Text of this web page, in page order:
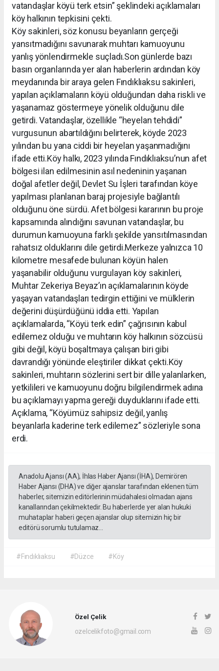
vatandaşlar köyü terk etsin” şeklindeki açıklamaları
köy halkının tepkisini çekti.
Köy sakinleri, söz konusu beyanların gerçeği
yansıtmadığını savunarak muhtarı kamuoyunu
yanlış yönlendirmekle suçladı.Son günlerde bazı
basın organlarında yer alan haberlerin ardından köy
meydanında bir araya gelen Fındıklıaksu sakinleri,
yapılan açıklamaların köyü olduğundan daha riskli ve
yaşanamaz göstermeye yönelik olduğunu dile
getirdi. Vatandaşlar, özellikle “heyelan tehdidi”
vurgusunun abartıldığını belirterek, köyde 2023
yılından bu yana ciddi bir heyelan yaşanmadığını
ifade etti.Köy halkı, 2023 yılında Fındıklıaksu’nun afet
bölgesi ilan edilmesinin asıl nedeninin yaşanan
doğal afetler değil, Devlet Su İşleri tarafından köye
yapılması planlanan baraj projesiyle bağlantılı
olduğunu öne sürdü. Afet bölgesi kararının bu proje
kapsamında alındığını savunan vatandaşlar, bu
durumun kamuoyuna farklı şekilde yansıtılmasından
rahatsız olduklarını dile getirdi.Merkeze yalnızca 10
kilometre mesafede bulunan köyün halen
yaşanabilir olduğunu vurgulayan köy sakinleri,
Muhtar Zekeriya Beyaz’ın açıklamalarının köyde
yaşayan vatandaşları tedirgin ettiğini ve mülklerin
değerini düşürdüğünü iddia etti. Yapılan
açıklamalarda, “Köyü terk edin” çağrısının kabul
edilemez olduğu ve muhtarın köy halkının sözcüsü
gibi değil, köyü boşaltmaya çalışan biri gibi
davrandığı yönünde eleştiriler dikkat çekti.Köy
sakinleri, muhtarın sözlerini sert bir dille yalanlarken,
yetkilileri ve kamuoyunu doğru bilgilendirmek adına
bu açıklamayı yapma gereği duyduklarını ifade etti.
Açıklama, “Köyümüz sahipsiz değil, yanlış
beyanlarla kaderine terk edilemez” sözleriyle sona
erdi.
Anadolu Ajansı (AA), İhlas Haber Ajansı (İHA), Demirören
Haber Ajansı (DHA) ve diğer ajanslar tarafından eklenen tüm
haberler, sitemizin editörlerinin müdahalesi olmadan ajans
kanallarından çekilmektedir. Bu haberlerde yer alan hukuki
muhataplar haberi geçen ajanslar olup sitemizin hiç bir
editörü sorumlu tutulamaz...
#Fındıklıaksu #Düzce #Köy
Özel Çelik
ozelcelikfoto@gmail.com